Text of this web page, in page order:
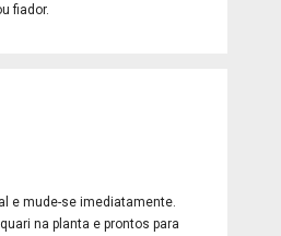
fiador.
e mude-se imediatamente.
na planta e prontos para